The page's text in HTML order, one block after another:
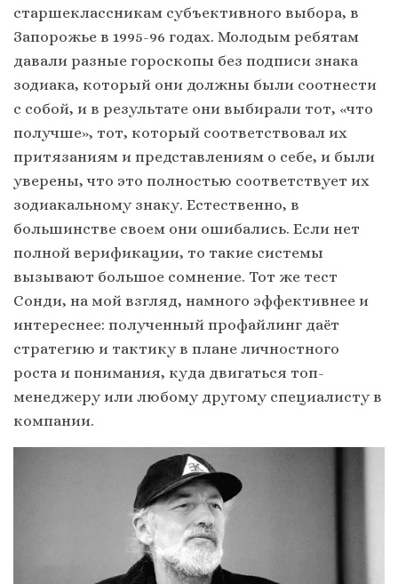
старшеклассникам субъективного выбора, в
Запорожье в 1995-96 годах. Молодым ребятам
давали разные гороскопы без подписи знака
зодиака, который они должны были соотнести
с собой, и в результате они выбирали тот, «что
получше», тот, который соответствовал их
притязаниям и представлениям о себе, и были
уверены, что это полностью соответствует их
зодиакальному знаку. Естественно, в
большинстве своем они ошибались. Если нет
полной верификации, то такие системы
вызывают большое сомнение. Тот же тест
Сонди, на мой взгляд, намного эффективнее и
интереснее: полученный профайлинг даёт
стратегию и тактику в плане личностного
роста и понимания, куда двигаться топ-
менеджеру или любому другому специалисту в
компании.